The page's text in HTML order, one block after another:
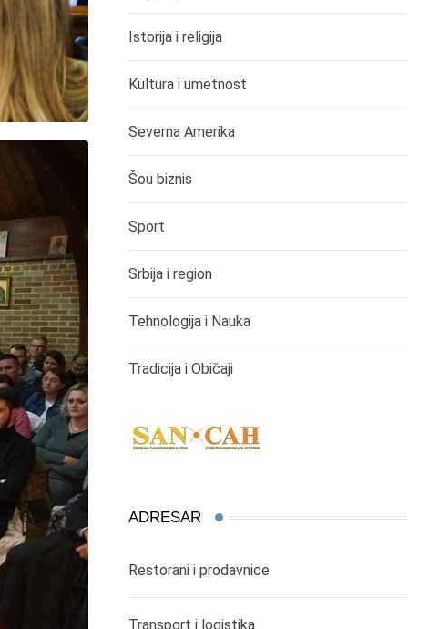
Istorija i religija
Kultura i umetnost
Severna Amerika
Šou biznis
Sport
Srbija i region
Tehnologija i Nauka
Tradicija i Običaji
ADRESAR
Restorani i prodavnice
Transport i logistika